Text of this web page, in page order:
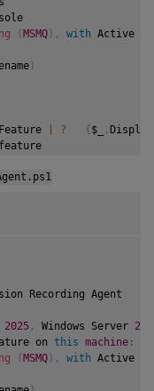
(MSMQ) , with Active
)
? {$_ .
Windows Server
Recording Agent
2025 , Windows Server
on
this machine :
(MSMQ) , with Active